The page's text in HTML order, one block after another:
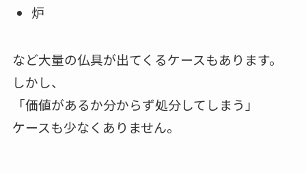
炉
など大量の仏具が出てくるケースもあります。
しかし、
「価値があるか分からず処分してしまう」
ケースも少なくありません。